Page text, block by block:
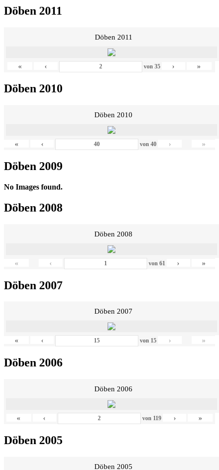
Döben 2011
Döben 2011
« ‹ von 35 › »
Döben 2010
Döben 2010
« ‹ von40 › »
Döben 2009
No Images found.
Döben 2008
Döben 2008
« ‹ von 61 › »
Döben 2007
Döben 2007
« ‹ von 15 › »
Döben 2006
Döben 2006
« ‹ von 119 › »
Döben 2005
Döben 2005